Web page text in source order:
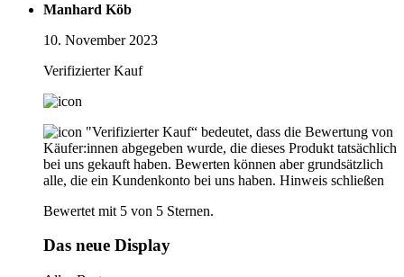
Manhard Köb
10. November 2023
Verifizierter Kauf
"Verifizierter Kauf“ bedeutet, dass die Bewertung von
Käufer:innen abgegeben wurde, die dieses Produkt tatsächlich
bei uns gekauft haben. Bewerten können aber grundsätzlich
alle, die ein Kundenkonto bei uns haben. Hinweis schließen
Bewertet mit 5 von 5 Sternen.
Das neue Display